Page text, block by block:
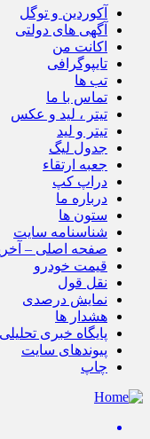
آکوردین و توگل
آگهی های دولتی
اکانت من
تایپوگرافی
تب ها
تماس با ما
تیتر ، لید و عکس
تیتر و لید
جدول لیگ
جعبه ارتقاء
دراپ کپ
درباره ما
ستون ها
شناسنامه سایت
صفحه اصلی –
قیمت خودرو
نقل قول
نمایش درصدی
هشدار ها
پایگاه خبری
پیوندهای سایت
چاپ